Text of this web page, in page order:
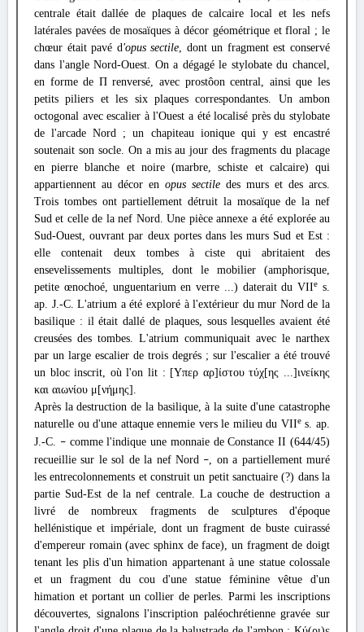
centrale était dallée de plaques de calcaire local et les nefs
latérales pavées de mosaïques à décor géométrique et floral ; le
chœur était pavé d'opus sectile, dont un fragment est conservé
dans l'angle Nord-Ouest. On a dégagé le stylobate du chancel,
en forme de Π renversé, avec prostôon central, ainsi que les
petits piliers et les six plaques correspondantes. Un ambon
octogonal avec escalier à l'Ouest a été localisé près du stylobate
de l'arcade Nord ; un chapiteau ionique qui y est encastré
soutenait son socle. On a mis au jour des fragments du placage
en pierre blanche et noire (marbre, schiste et calcaire) qui
appartiennent au décor en opus sectile des murs et des arcs.
Trois tombes ont partiellement détruit la mosaïque de la nef
Sud et celle de la nef Nord. Une pièce annexe a été explorée au
Sud-Ouest, ouvrant par deux portes dans les murs Sud et Est :
elle contenait deux tombes à ciste qui abritaient des
ensevelissements multiples, dont le mobilier (amphorisque,
petite œnochoé, unguentarium en verre ...) daterait du VIIe s.
ap. J.-C. L'atrium a été exploré à l'extérieur du mur Nord de la
basilique : il était dallé de plaques, sous lesquelles avaient été
creusées des tombes. L'atrium communiquait avec le narthex
par un large escalier de trois degrés ; sur l'escalier a été trouvé
un bloc inscrit, où l'on lit : [Υπερ αρ]ίστου τύχ[ης ...]ινείκης
και αιωνίου μ[νήμης].
Après la destruction de la basilique, à la suite d'une catastrophe
naturelle ou d'une attaque ennemie vers le milieu du VIIes. ap.
J.-C. –comme l'indique une monnaie de Constance II (644/45)
recueillie sur le sol de la nef Nord –, on a partiellement muré
les entrecolonnements et construit un petit sanctuaire (?) dans la
partie Sud-Est de la nef centrale. La couche de destruction a
livré de nombreux fragments de sculptures d'époque
hellénistique et impériale, dont un fragment de buste cuirassé
d'empereur romain (avec sphinx de face), un fragment de doigt
tenant les plis d'un himation appartenant à une statue colossale
et un fragment du cou d'une statue féminine vêtue d'un
himation et portant un collier de perles. Parmi les inscriptions
découvertes, signalons l'inscription paléochrétienne gravée sur